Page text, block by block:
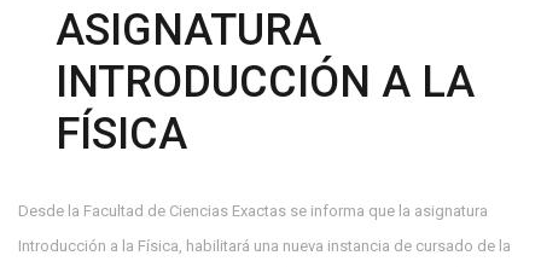
ASIGNATURA
INTRODUCCIÓN A LA
FÍSICA
Desde la Facultad de Ciencias Exactas se informa que la asignatura
Introducción a la Física, habilitará una nueva instancia de cursado de la